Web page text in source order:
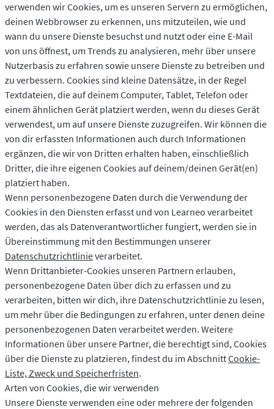
verwenden wir Cookies, um es unseren Servern zu ermöglichen,
deinen Webbrowser zu erkennen, uns mitzuteilen, wie und
wann du unsere Dienste besuchst und nutzt oder eine E-Mail
von uns öffnest, um Trends zu analysieren, mehr über unsere
Nutzerbasis zu erfahren sowie unsere Dienste zu betreiben und
zu verbessern. Cookies sind kleine Datensätze, in der Regel
Textdateien, die auf deinem Computer, Tablet, Telefon oder
einem ähnlichen Gerät platziert werden, wenn du dieses Gerät
verwendest, um auf unsere Dienste zuzugreifen. Wir können die
von dir erfassten Informationen auch durch Informationen
ergänzen, die wir von Dritten erhalten haben, einschließlich
Dritter, die ihre eigenen Cookies auf deinem/deinen Gerät(en)
platziert haben.
Wenn personenbezogene Daten durch die Verwendung der
Cookies in den Diensten erfasst und von Learneo verarbeitet
werden, das als Datenverantwortlicher fungiert, werden sie in
Übereinstimmung mit den Bestimmungen unserer
Datenschutzrichtlinieverarbeitet.
Wenn Drittanbieter-Cookies unseren Partnern erlauben,
personenbezogene Daten über dich zu erfassen und zu
verarbeiten, bitten wir dich, ihre Datenschutzrichtlinie zu lesen,
um mehr über die Bedingungen zu erfahren, unter denen deine
personenbezogenen Daten verarbeitet werden. Weitere
Informationen über unsere Partner, die berechtigt sind, Cookies
über die Dienste zu platzieren, findest du im AbschnittCookie-
Liste, Zweck und Speicherfristen.
Arten von Cookies, die wir verwenden
Unsere Dienste verwenden eine oder mehrere der folgenden